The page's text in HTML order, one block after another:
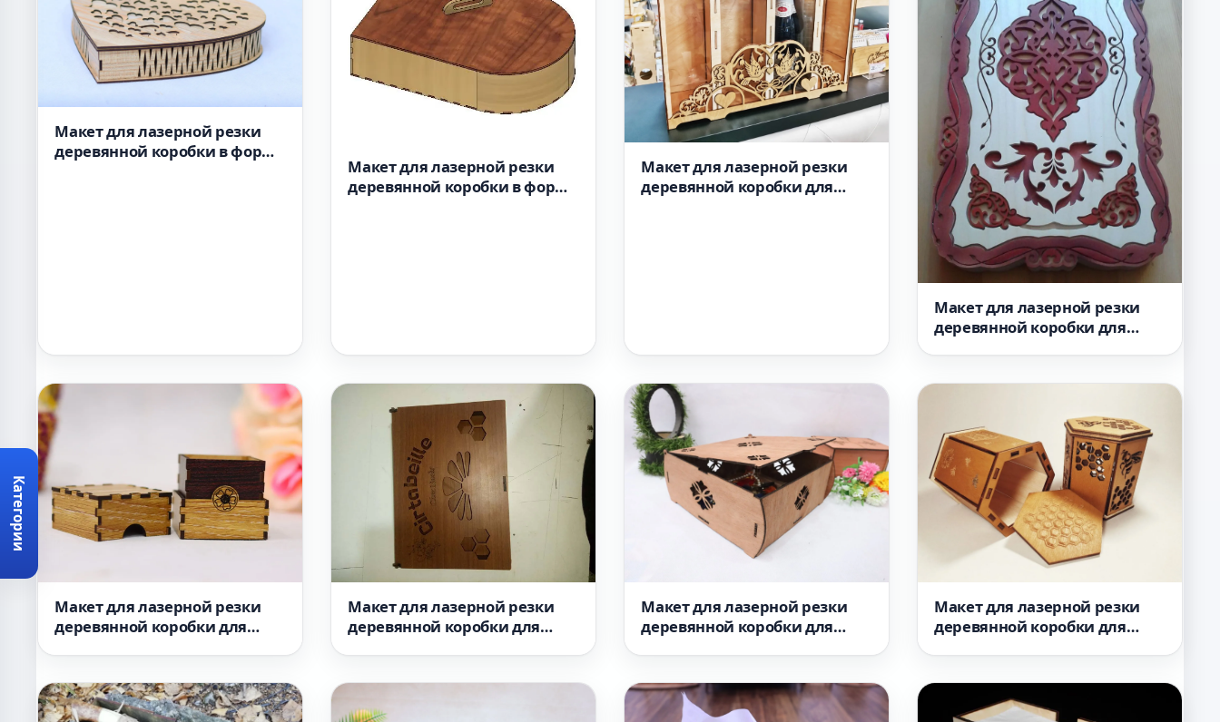
Категории
Макет для лазерной резки
деревянной коробки в форме
Макет для лазерной резки
деревянной коробки в форме
Макет для лазерной резки
деревянной коробки для
Макет для лазерной резки
деревянной коробки для
Макет для лазерной резки
деревянной коробки для
Макет для лазерной резки
деревянной коробки для
Макет для лазерной резки
деревянной коробки для
Макет для лазерной резки
деревянной коробки для